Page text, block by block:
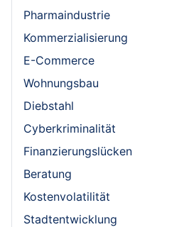
Pharmaindustrie
Kommerzialisierung
E-Commerce
Wohnungsbau
Diebstahl
Cyberkriminalität
Finanzierungslücken
Beratung
Kostenvolatilität
Stadtentwicklung